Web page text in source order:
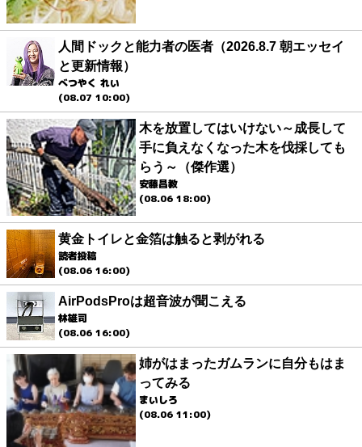
人間ドックと能力者の医者（2026.8.7 朝エッセイ
と更新情報）
べつやく れい
(08.07 10:00)
木を放置してはいけない～成長して
手に負えなくなった木を伐採しても
らう～（傑作選）
安藤昌教
(08.06 18:00)
黄金トイレと金箔は触ると剥がれる
読者投稿
(08.06 16:00)
AirPodsProは超音波が聞こえる
林雄司
(08.06 16:00)
姉がはまったガムランに自分もはま
ってみる
まいしろ
(08.06 11:00)